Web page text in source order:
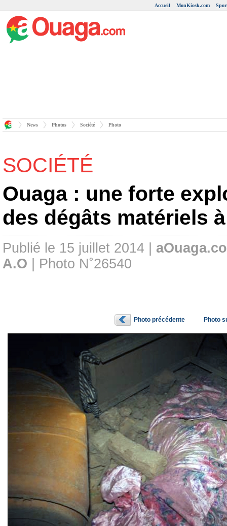
Accueil MonKiosk.com
News Photos Société Photo
SOCIÉTÉ
Ouaga : une forte
des dégâts matériels
Publié le 15 juillet 2014 |
A.O | Photo N˚26540
Photo précédente Photo